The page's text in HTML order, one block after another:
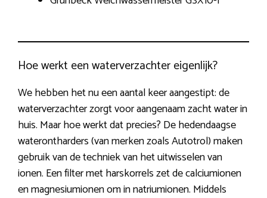
Hoe werkt een waterverzachter eigenlijk?
We hebben het nu een aantal keer aangestipt: de
waterverzachter zorgt voor aangenaam zacht water in
huis. Maar hoe werkt dat precies? De hedendaagse
waterontharders (van merken zoals Autotrol) maken
gebruik van de techniek van het uitwisselen van
ionen. Een filter met harskorrels zet de calciumionen
en magnesiumionen om in natriumionen. Middels